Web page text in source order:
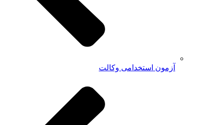
آزمون استخدامی وکالت